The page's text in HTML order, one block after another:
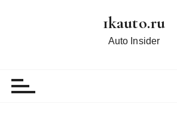
1kauto.ru
Auto Insider